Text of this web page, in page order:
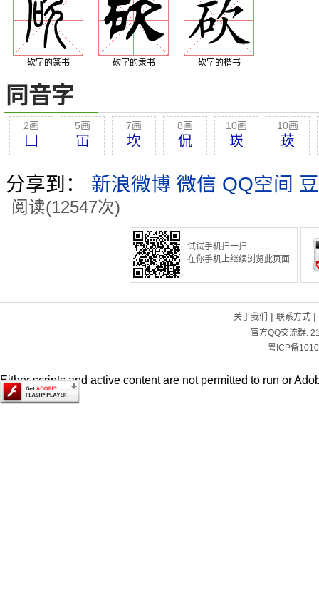
砍字的篆书 砍字的隶书 砍字的楷书
同音字
2画
凵
5画
冚
7画
坎
8画
侃
10画
崁
10画
莰
分享到： 新浪微博 微信 QQ空间
阅读(12547次)
试试手机扫一扫
在你手机上继续浏览此页面
关于我们 | 联系方式|
官方QQ交流群:
粤ICP备
Either scripts and active content are not permitted to run or